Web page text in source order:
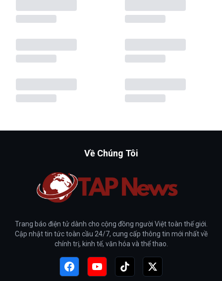
Về Chúng Tôi
Trang báo điện tử dành cho cộng đồng người Việt toàn thế giới.
Cập nhật tin tức toàn cầu 24/7, cung cấp thông tin mới nhất về
chính trị, kinh tế, văn hóa và thể thao.